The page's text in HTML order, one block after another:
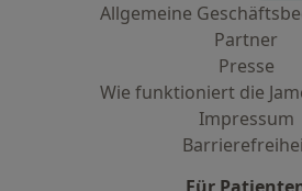
Allgemeine
Partner
Presse
Wie funktioniert die
Impressum